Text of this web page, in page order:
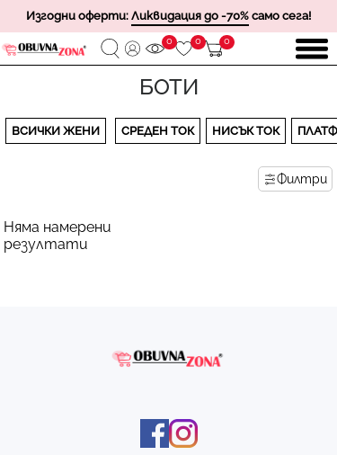
Изгодни оферти: Ликвидация до -70% само сега!
0 0 0
БОТИ
ВСИЧКИ ЖЕНИ СРЕДЕН ТОК НИСЪК ТОК
Филтри
Няма намерени
резултати